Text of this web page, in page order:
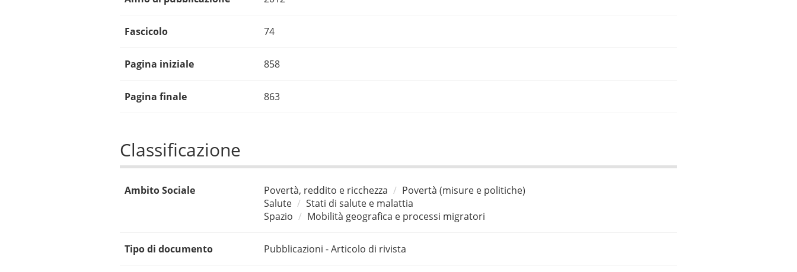
Fascicolo 74
Pagina iniziale 858
Pagina finale 863
Classificazione
Ambito Sociale Povertà, reddito e ricchezza
Povertà (misure e politiche)
Salute
Stati di salute e malattia
Spazio
Mobilità geografica e processi migratori
Tipo di documento Pubblicazioni - Articolo di rivista